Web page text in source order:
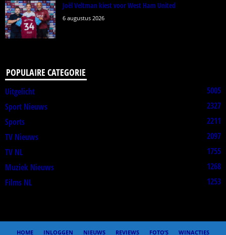
Joël Veltman kiest voor West Ham United
6 augustus 2026
POPULAIRE CATEGORIE
Uitgelicht
5005
Sport Nieuws
2327
Sports
2211
TV Nieuws
2097
TV NL
1755
Muziek Nieuws
1268
Films NL
1253
HOME INLOGGEN NIEUWS REVIEWS FOTO’S WINACTIES